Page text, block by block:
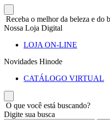
Receba o melhor da beleza e do
Nossa Loja Digital
LOJA ON-LINE
Novidades Hinode
CATÁLOGO VIRTUAL
O que você está buscando?
Digite sua busca